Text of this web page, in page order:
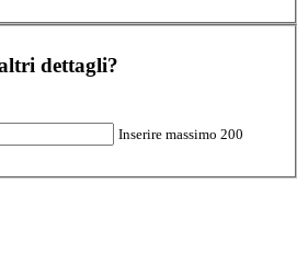
dettagli?
Inserire massimo 200